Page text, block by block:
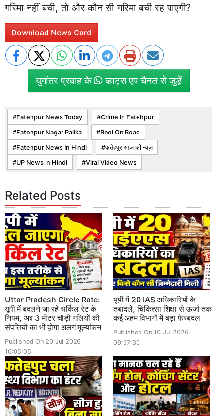
गरिमा नहीं बची, तो और कौन सी गरिमा बची रह पाएगी?
Download News Card
युगांतर प्रवाह के व्हाट्स एप चैनल से जुड़ें
Fatehpur News Today Crime In Fatehpur
Fatehpur Nagar Palika Reel On Road
Fatehpur News In Hindi फतेहपुर आज की न्यूज़
UP News In Hindi Viral Video News
Related Posts
Uttar Pradesh Circle Rate:
यूपी में बदलने जा रहे सर्किल रेट के
नियम, अब 3 मीटर चौड़ी गलियों की
संपत्तियों का भी होगा अलग मूल्यांकन
Published On 20 Jul 2026
10:05:05
यूपी में 20 IAS अधिकारियों के
तबादले, चिकित्सा शिक्षा से ऊर्जा तक
कई अहम विभागों में बड़ा फेरबदल
Published On 10 Jul 2026
09:57:30